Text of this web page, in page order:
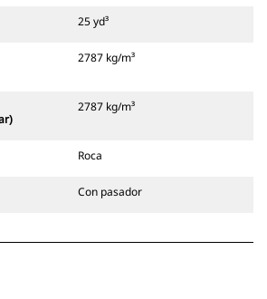
25 yd³
2787 kg/m³
2787 kg/m³
Roca
Con pasador